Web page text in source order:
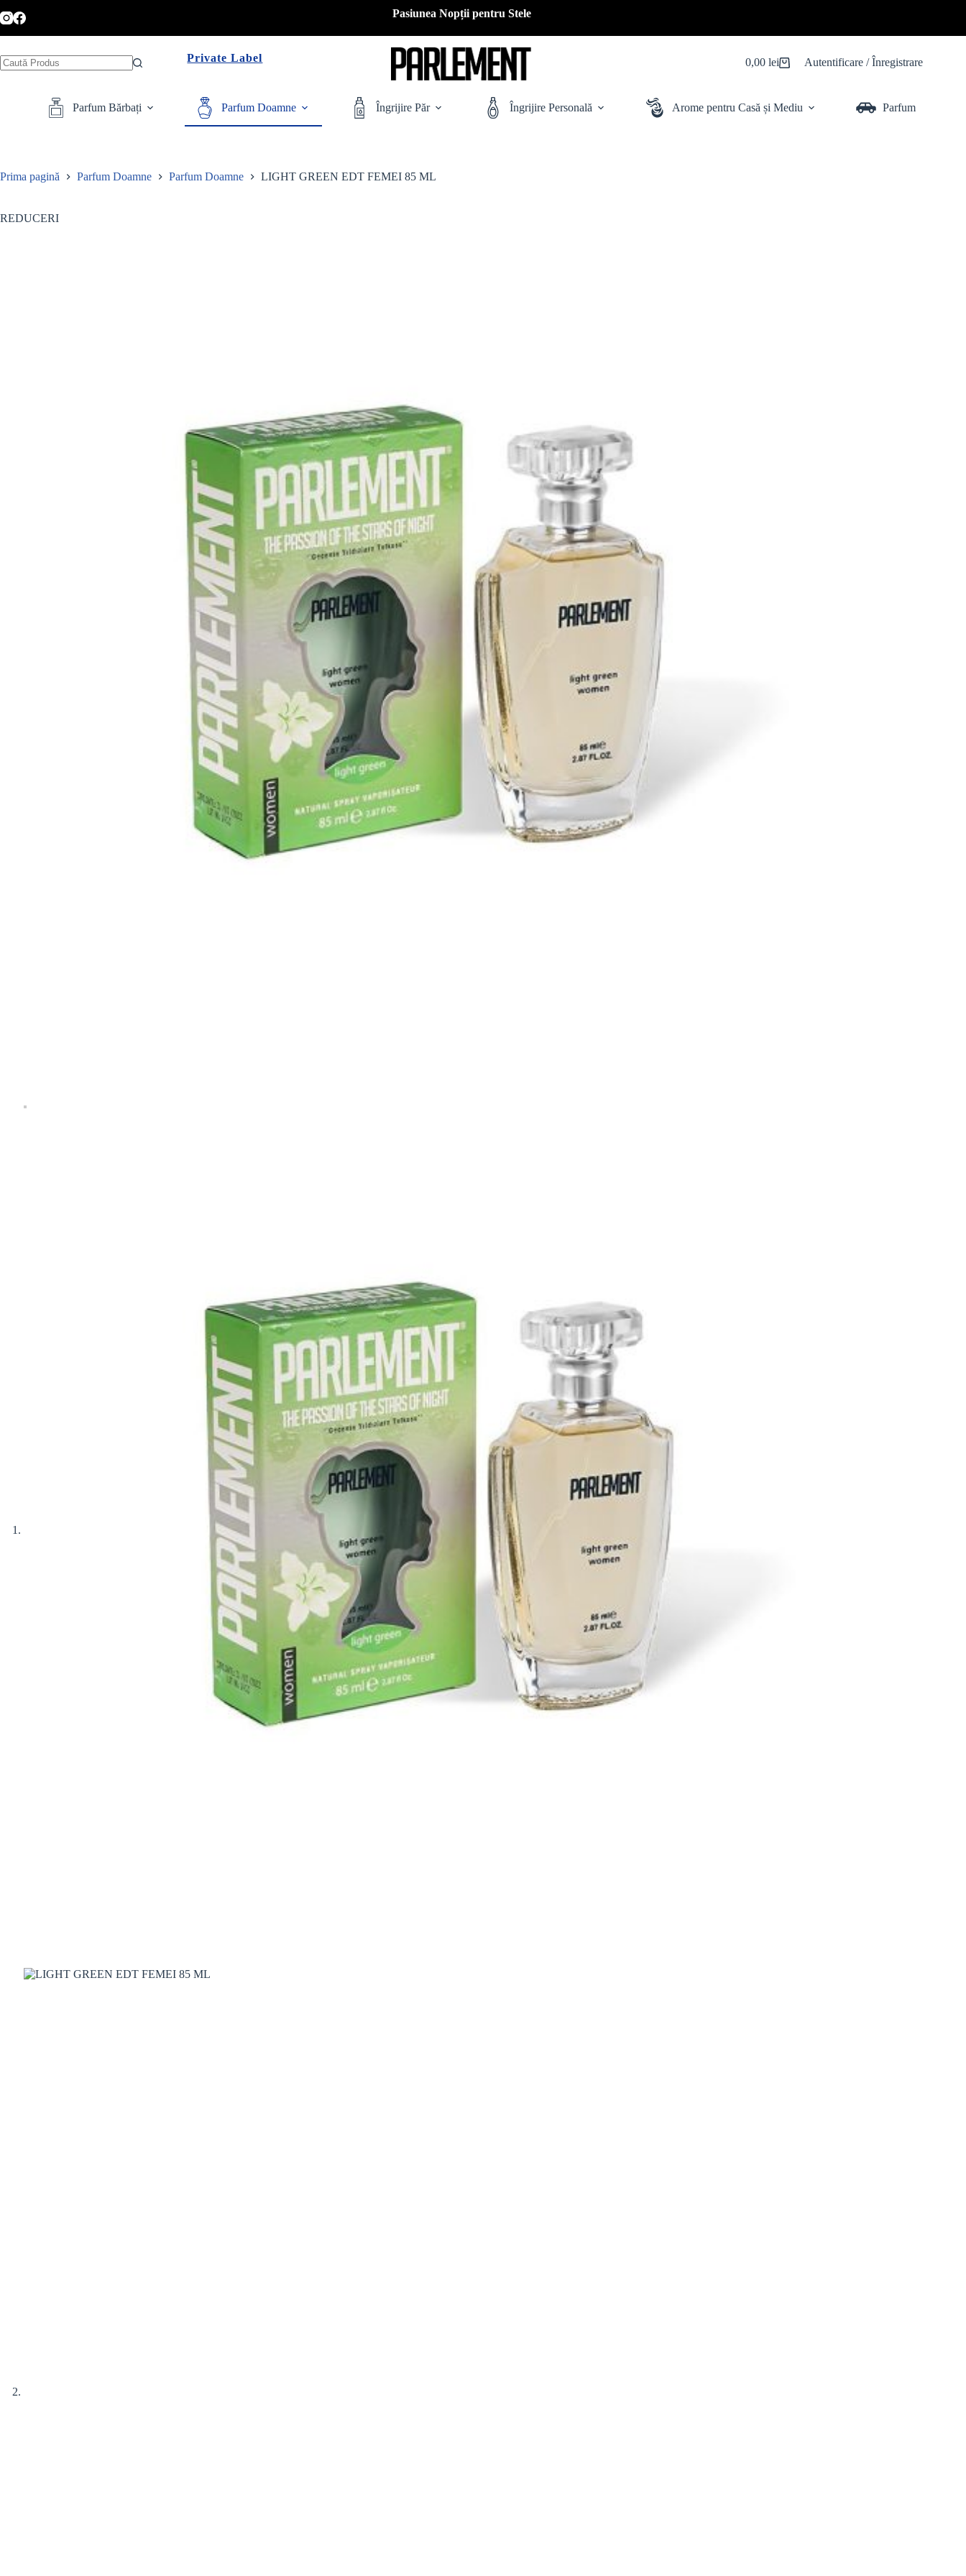
la
Pasiunea Nopții pentru Stele
Private Label
Coș
0,00 lei Autentificare / Înregistrare
Parfum Bărbați Parfum Doamne Îngrijire Păr Îngrijire Personală Arome pentru Casă și Mediu Parfum Auto
Prima pagină Parfum Doamne Parfum Doamne LIGHT GREEN EDT FEMEI 85 ML
REDUCERI